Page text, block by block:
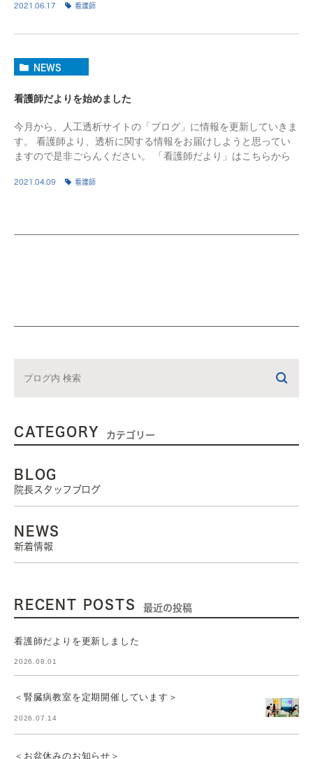
2021.06.17 看護師
NEWS
看護師だよりを始めました
今月から、人工透析サイトの「ブログ」に情報を更新していきま
す。 看護師より、透析に関する情報をお届けしようと思ってい
ますので是非ごらんください。 「看護師だより」はこちらから
2021.04.09 看護師
CATEGORY カテゴリー
BLOG
院長スタッフブログ
NEWS
新着情報
RECENT POSTS 最近の投稿
看護師だよりを更新しました
2026.08.01
＜腎臓病教室を定期開催しています＞
2026.07.14
＜お盆休みのお知らせ＞